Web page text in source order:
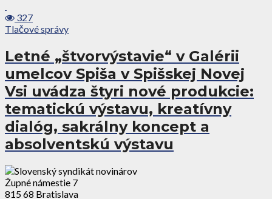
327
Tlačové správy
Letné „štvorvýstavie“ v Galérii
umelcov Spiša v Spišskej Novej
Vsi uvádza štyri nové produkcie:
tematickú výstavu, kreatívny
dialóg, sakrálny koncept a
absolventskú výstavu
Župné námestie 7
815 68 Bratislava